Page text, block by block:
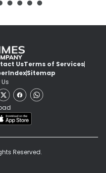
UsTerms of Services
IndexSitemap
Reserved.